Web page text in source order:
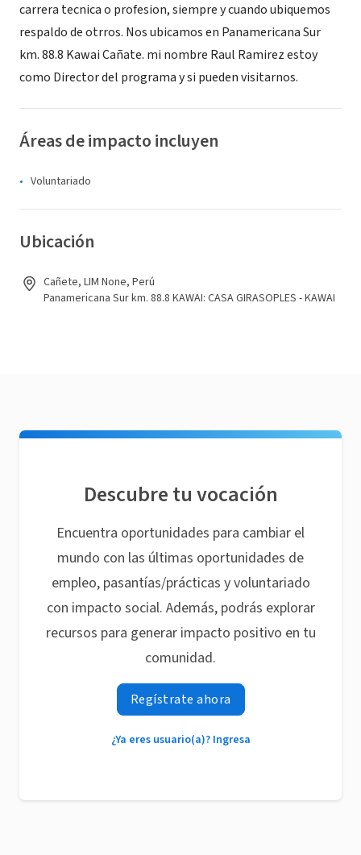
carrera tecnica o profesion, siempre y cuando ubiquemos
respaldo de otrros. Nos ubicamos en Panamericana Sur
km. 88.8 Kawai Cañate. mi nombre Raul Ramirez estoy
como Director del programa y si pueden visitarnos.
Áreas de impacto incluyen
Voluntariado
Ubicación
Cañete, LIM None, Perú
Panamericana Sur km. 88.8 KAWAI: CASA GIRASOPLES - KAWAI
Descubre tu vocación
Encuentra oportunidades para cambiar el
mundo con las últimas oportunidades de
empleo, pasantías/prácticas y voluntariado
con impacto social. Además, podrás explorar
recursos para generar impacto positivo en tu
comunidad.
Regístrate ahora
¿Ya eres usuario(a)? Ingresa